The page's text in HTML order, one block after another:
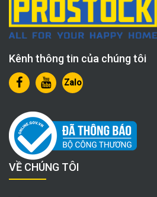
Kênh thông tin của chúng tôi
Zalo
VỀ CHÚNG TÔI